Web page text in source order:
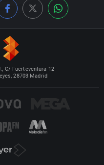
C/ Fuerteventura 12
28703 Madrid